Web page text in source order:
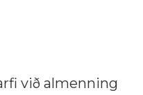
við almenning